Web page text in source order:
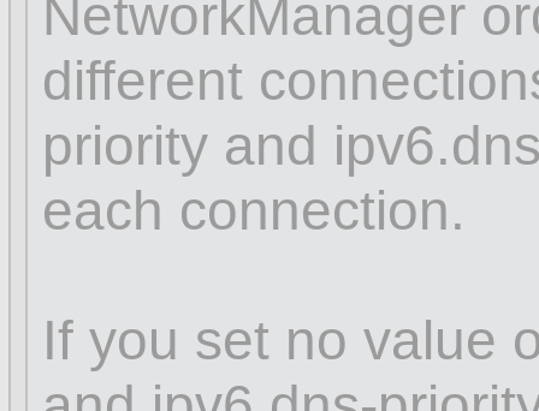
NetworkManager
different
priority and
each connection.
If you set no value